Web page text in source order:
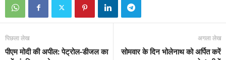
पिछला लेख
पीएम मोदी की अपील: पेट्रोल-डीजल का
अगला लेख
सोमवार के दिन भोलेनाथ को अर्पित करें